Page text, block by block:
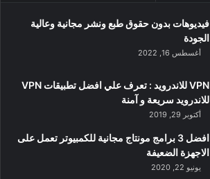
فيديوهات بدون حقوق طبع ونشر مجانية وعالية
الجودة
أغسطس 16, 2022
VPN للاندرويد : تعرف علي افضل تطبيقات VPN
للاندرويد سريعة و آمنة
أكتوبر 29, 2019
افضل 3 برامج مونتاج مجانية للكمبيوتر تعمل على
الاجهزة الضعيفة
يونيو 22, 2020